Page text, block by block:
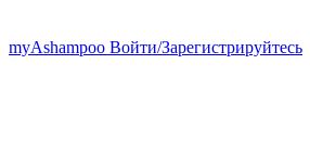
myAshampoo Войти/Зарегистрируйтесь